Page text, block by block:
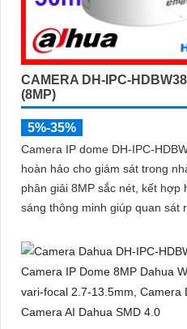
CAMERA DH-IPC-
(8MP)
5%-35%
Camera IP dome DH-IPC-
hoàn hảo cho giám sát trong
phân giải 8MP sắc nét, kết hợp
sáng thông minh giúp quan sát rõ cả
công nghệ phân biệt người và
chính xác trong cảnh báo, hỗ trợ